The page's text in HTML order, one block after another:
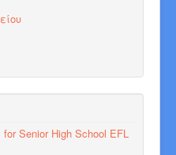
Senior High School EFL